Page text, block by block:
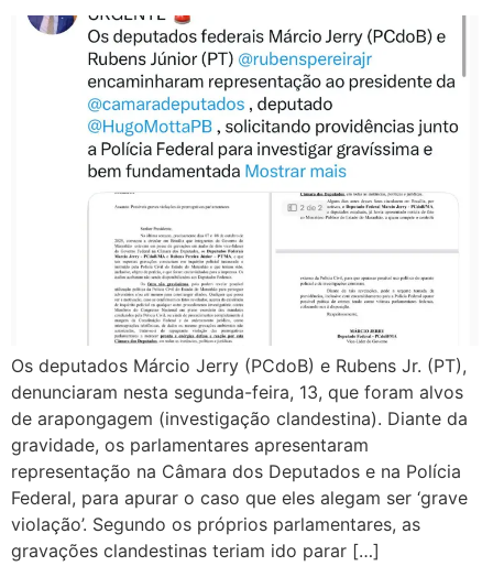
Os deputados Márcio Jerry (PCdoB) e Rubens Jr. (PT),
denunciaram nesta segunda-feira, 13, que foram alvos
de arapongagem (investigação clandestina). Diante da
gravidade, os parlamentares apresentaram
representação na Câmara dos Deputados e na Polícia
Federal, para apurar o caso que eles alegam ser ‘grave
violação’. Segundo os próprios parlamentares, as
gravações clandestinas teriam ido parar […]